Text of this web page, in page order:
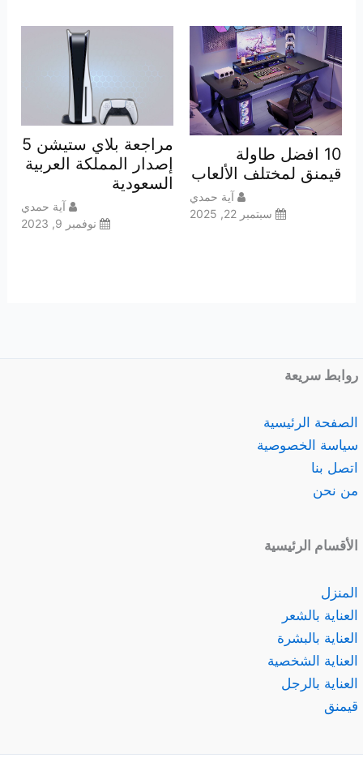
10 افضل طاولة
قيمنق لمختلف الألعاب
آية حمدي
سبتمبر 22, 2025
مراجعة بلاي ستيشن 5
إصدار المملكة العربية
السعودية
آية حمدي
نوفمبر 9, 2023
روابط سريعة
الصفحة الرئيسية
سياسة الخصوصية
اتصل بنا
من نحن
الأقسام الرئيسية
المنزل
العناية بالشعر
العناية بالبشرة
العناية الشخصية
العناية بالرجل
قيمنق